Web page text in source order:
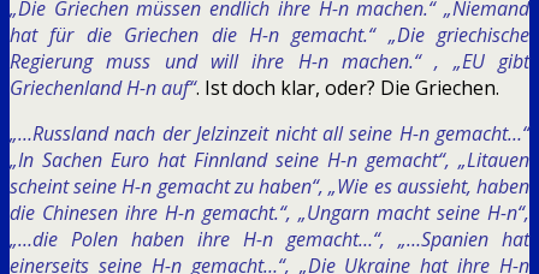
„Die Griechen müssen endlich ihre H-n machen.“ „Niemand
hat für die Griechen die H-n gemacht.“ „Die griechische
Regierung muss und will ihre H-n machen.“ , „EU gibt
Griechenland H-n auf“. Ist doch klar, oder? Die Griechen.
„…Russland nach der Jelzinzeit nicht all seine H-n gemacht…“
„In Sachen Euro hat Finnland seine H-n gemacht“, „Litauen
scheint seine H-n gemacht zu haben“, „Wie es aussieht, haben
die Chinesen ihre H-n gemacht.“, „Ungarn macht seine H-n“,
„…die Polen haben ihre H-n gemacht…“, „…Spanien hat
einerseits seine H-n gemacht…“, „Die Ukraine hat ihre H-n